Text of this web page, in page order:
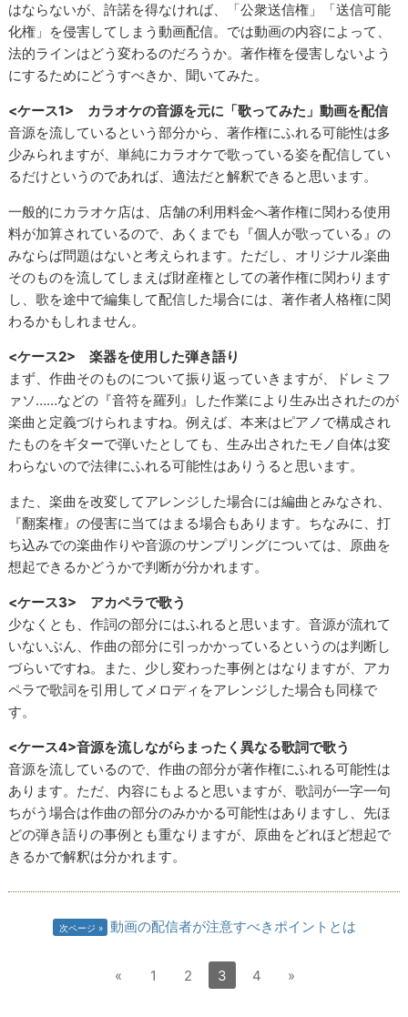
はならないが、許諾を得なければ、「公衆送信権」「送信可能
化権」を侵害してしまう動画配信。では動画の内容によって、
法的ラインはどう変わるのだろうか。著作権を侵害しないよう
にするためにどうすべきか、聞いてみた。
<ケース1> カラオケの音源を元に「歌ってみた」動画を配信
音源を流しているという部分から、著作権にふれる可能性は多
少みられますが、単純にカラオケで歌っている姿を配信してい
るだけというのであれば、適法だと解釈できると思います。
一般的にカラオケ店は、店舗の利用料金へ著作権に関わる使用
料が加算されているので、あくまでも『個人が歌っている』の
みならば問題はないと考えられます。ただし、オリジナル楽曲
そのものを流してしまえば財産権としての著作権に関わります
し、歌を途中で編集して配信した場合には、著作者人格権に関
わるかもしれません。
<ケース2> 楽器を使用した弾き語り
まず、作曲そのものについて振り返っていきますが、ドレミフ
ァソ……などの『音符を羅列』した作業により生み出されたのが
楽曲と定義づけられますね。例えば、本来はピアノで構成され
たものをギターで弾いたとしても、生み出されたモノ自体は変
わらないので法律にふれる可能性はありうると思います。
また、楽曲を改変してアレンジした場合には編曲とみなされ、
『翻案権』の侵害に当てはまる場合もあります。ちなみに、打
ち込みでの楽曲作りや音源のサンプリングについては、原曲を
想起できるかどうかで判断が分かれます。
<ケース3> アカペラで歌う
少なくとも、作詞の部分にはふれると思います。音源が流れて
いないぶん、作曲の部分に引っかかっているというのは判断し
づらいですね。また、少し変わった事例とはなりますが、アカ
ペラで歌詞を引用してメロディをアレンジした場合も同様で
す。
<ケース4>音源を流しながらまったく異なる歌詞で歌う
音源を流しているので、作曲の部分が著作権にふれる可能性は
あります。ただ、内容にもよると思いますが、歌詞が一字一句
ちがう場合は作曲の部分のみかかる可能性はありますし、先ほ
どの弾き語りの事例とも重なりますが、原曲をどれほど想起で
きるかで解釈は分かれます。
次ページ 動画の配信者が注意すべきポイントとは
« 1 2 3 4 »